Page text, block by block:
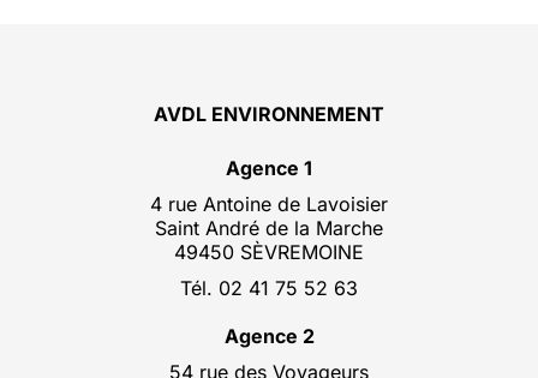
AVDL ENVIRONNEMENT
Agence 1
4 rue Antoine de Lavoisier
Saint André de la Marche
49450 SÈVREMOINE
Tél. 02 41 75 52 63
Agence 2
54 rue des Voyageurs